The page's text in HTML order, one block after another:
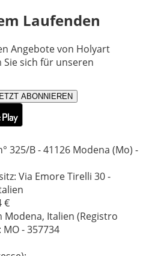
Laufenden
Angebote von Holyart
sich für unseren
ABONNIEREN
325/B - 41126 Modena (Mo) -
Via Emore Tirelli 30 -
€
Italien (Registro
MO - 357734